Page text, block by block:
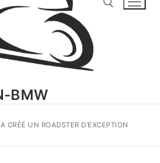
BMW
CRÉÉ UN ROADSTER D’EXCEPTION